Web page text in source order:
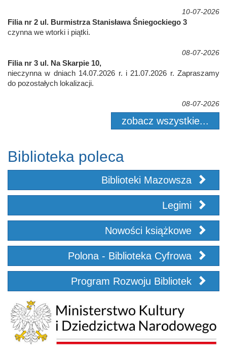
10-07-2026
Filia nr 2 ul. Burmistrza Stanisława Śniegockiego 3
czynna we wtorki i piątki.
08-07-2026
Filia nr 3 ul. Na Skarpie 10,
nieczynna w dniach 14.07.2026 r. i 21.07.2026 r. Zapraszamy
do pozostałych lokalizacji.
08-07-2026
zobacz wszystkie...
Biblioteka poleca
Biblioteki Mazowsza
Legimi
Nowości książkowe
Polona - Biblioteka Cyfrowa
Program Rozwoju Bibliotek